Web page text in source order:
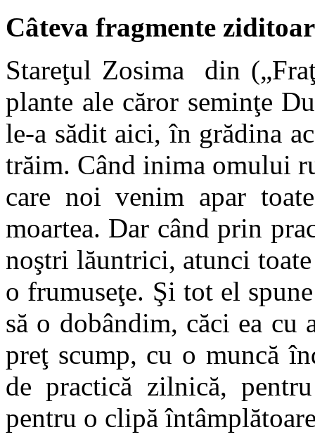
Câteva fragmente
Stareţul Zosima din
plante ale căror seminţe
le-a sădit aici, în grădina
trăim. Când inima omului
care noi venim apar
moartea. Dar când prin
noştri lăuntrici, atunci toate
o frumuseţe. Şi tot el
să o dobândim, căci ea cu
preţ scump, cu o muncă
de practică zilnică,
pentru o clipă